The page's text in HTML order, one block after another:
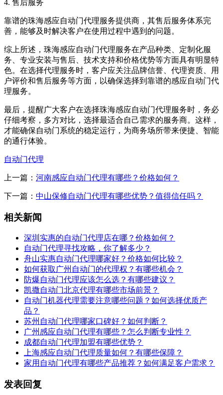
4. 售后服务
靠谱的珠海感应自动门代理服务提供商，其售后服务体系完
善，能够及时解决客户在使用过程中遇到的问题。
综上所述，珠海感应自动门代理服务在产品种类、定制化服
务、专业安装与售后、技术支持和价格优势等方面具有明显特
色。在选择代理服务时，客户应关注品牌信誉、代理资质、用
户评价和售后服务等方面，以确保选择到靠谱的感应自动门代
理服务。
最后，提醒广大客户在选择珠海感应自动门代理服务时，务必
仔细考察，多方对比，选择最适合自己需求的服务商。这样，
才能确保自动门系统的稳定运行，为商务场所带来便捷、智能
的通行体验。
自动门代理
上一篇： 河南感应自动门代理有哪些？价格如何？
下一篇： 中山保修自动门代理有哪些优势？值得信任吗？
相关新闻
深圳实惠的自动门代理店在哪？价格如何？
自动门代理寻找攻略，你了解多少？
舟山实惠自动门代理哪家好？价格如何比较？
如何获取广州自动门的代理权？有哪些机会？
防爆自动门代理应该怎么选？有哪些建议？
凯撒自动门北京代理有哪些市场前景？
自动门机器代理需要注意哪些问题？如何选择优质产
品？
苏州自动门代理哪家口碑好？如何判断？
广州感应自动门代理有哪些？怎么判断专业性？
成都自动门代理加盟有哪些优势？
上海感应自动门代理质量如何？有哪些保障？
家用自动门代理有哪些产品推荐？如何满足客户需求？
发表回复